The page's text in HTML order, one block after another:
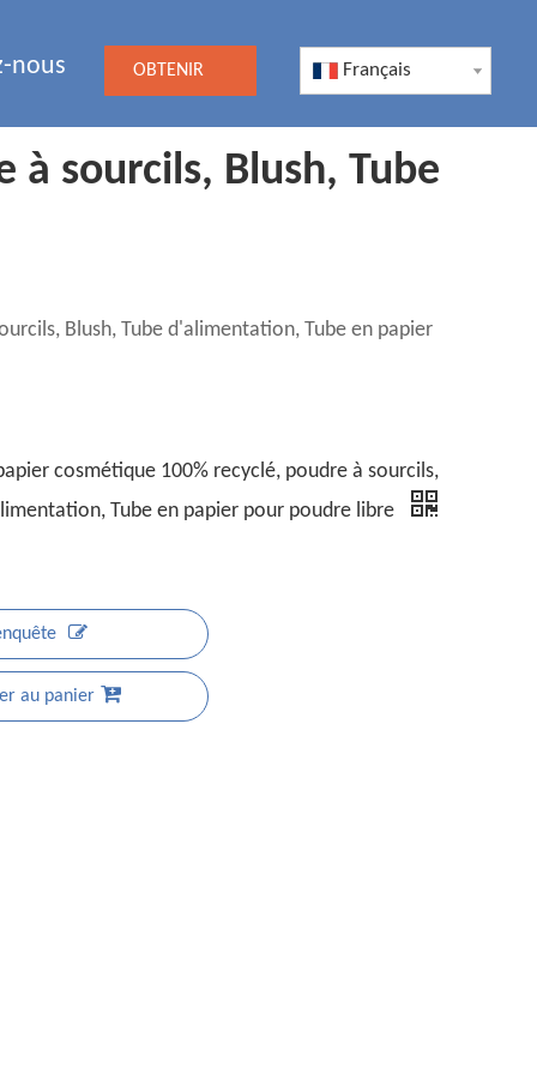
nous OBTENIR Français
sourcils, Blush, Tube
Blush, Tube d'alimentation, Tube en papier
cosmétique 100% recyclé, poudre à sourcils,
Tube en papier pour poudre libre
au panier